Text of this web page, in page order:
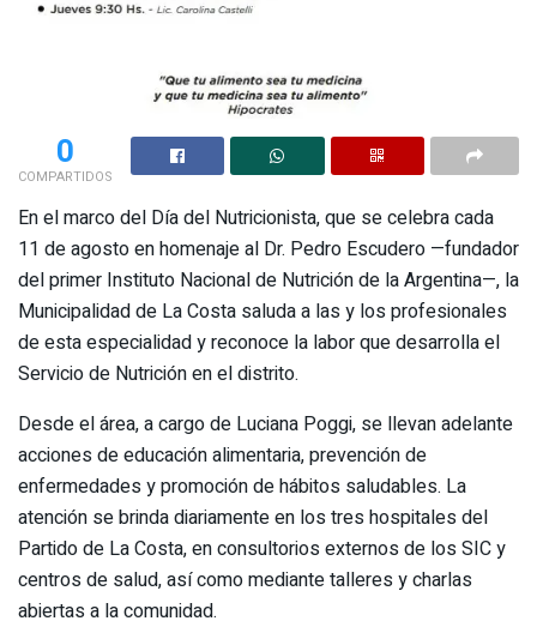
0
COMPARTIDOS
En el marco del Día del Nutricionista, que se celebra cada
11 de agosto en homenaje al Dr. Pedro Escudero —fundador
del primer Instituto Nacional de Nutrición de la Argentina—, la
Municipalidad de La Costa saluda a las y los profesionales
de esta especialidad y reconoce la labor que desarrolla el
Servicio de Nutrición en el distrito.
Desde el área, a cargo de Luciana Poggi, se llevan adelante
acciones de educación alimentaria, prevención de
enfermedades y promoción de hábitos saludables. La
atención se brinda diariamente en los tres hospitales del
Partido de La Costa, en consultorios externos de los SIC y
centros de salud, así como mediante talleres y charlas
abiertas a la comunidad.